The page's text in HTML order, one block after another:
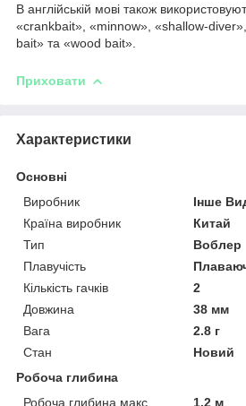
В англійській мові також
«crankbait», «minnow», «shallow-
bait» та «wood bait».
Приховати
Характеристики
Основні
Виробник
Інше
Країна виробник
Китай
Тип
Воблер
Плавучість
Кількість гачків
2
Довжина
38 мм
Вага
2.8 г
Стан
Новий
Робоча глибина
Робоча глибина макс.
1.2 м